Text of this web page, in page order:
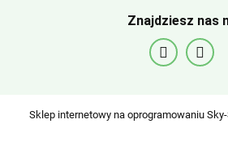
Znajdziesz nas
Sklep internetowy na oprogramowaniu Sky-